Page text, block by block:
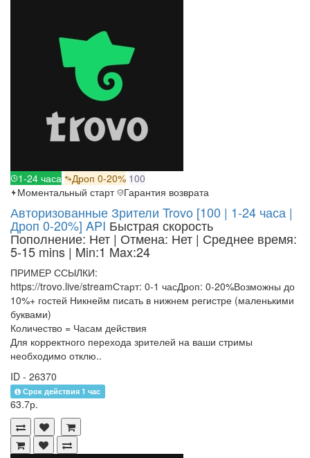
1-24 часа Дроп 0-20% 100
Моментальный старт
Гарантия возврата
Авторизованные Зрители Trovo [100 | 1-24 часа |
Дроп 0-20%] API Быстрая скорость
Пополнение: Нет | Отмена: Нет | Среднее время:
5-15 mins | Min:1 Max:24
ПРИМЕР ССЫЛКИ:
https://trovo.live/streamСтарт: 0-1 часДроп: 0-20%Возможны до
10%+ гостей Никнейм писать в нижнем регистре (маленькими
буквами)
Количество = Часам действия
Для корректного перехода зрителей на ваши стримы
необходимо отклю..
ID - 26370
Срок действия 1 час
63.7р.